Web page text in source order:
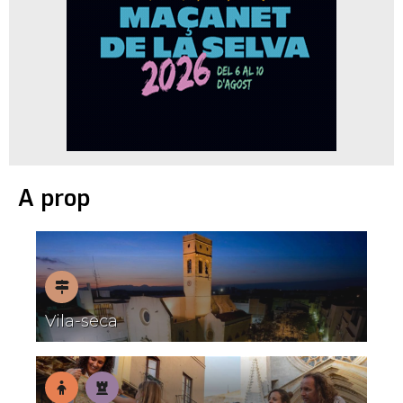
A prop
Pobles
amb
encant
Vila-seca